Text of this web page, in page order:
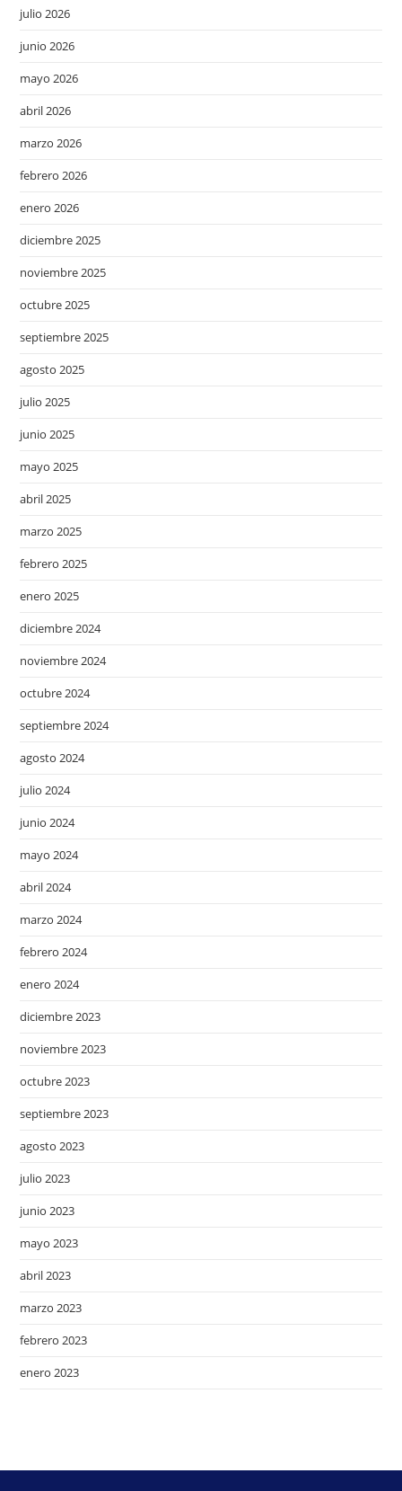
julio 2026
junio 2026
mayo 2026
abril 2026
marzo 2026
febrero 2026
enero 2026
diciembre 2025
noviembre 2025
octubre 2025
septiembre 2025
agosto 2025
julio 2025
junio 2025
mayo 2025
abril 2025
marzo 2025
febrero 2025
enero 2025
diciembre 2024
noviembre 2024
octubre 2024
septiembre 2024
agosto 2024
julio 2024
junio 2024
mayo 2024
abril 2024
marzo 2024
febrero 2024
enero 2024
diciembre 2023
noviembre 2023
octubre 2023
septiembre 2023
agosto 2023
julio 2023
junio 2023
mayo 2023
abril 2023
marzo 2023
febrero 2023
enero 2023